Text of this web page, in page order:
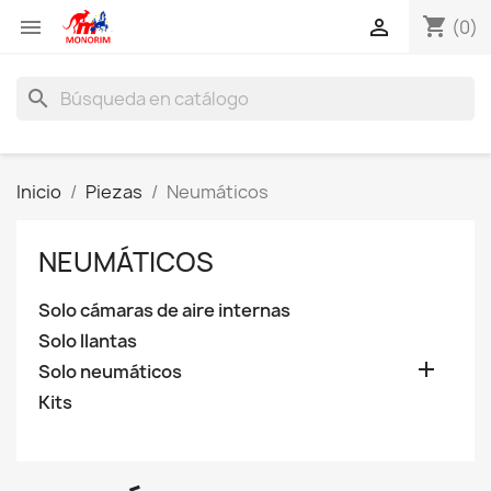
 shopping_cart (0)

search
Inicio Piezas Neumáticos
NEUMÁTICOS
Solo cámaras de aire internas
Solo llantas
Solo neumáticos

Kits